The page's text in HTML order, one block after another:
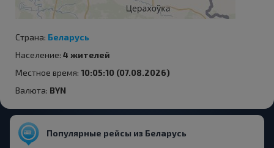
Страна: Беларусь
Население: 4 жителей
Местное время: 10:05:10 (07.08.2026)
Валюта: BYN
Популярные рейсы из Беларусь